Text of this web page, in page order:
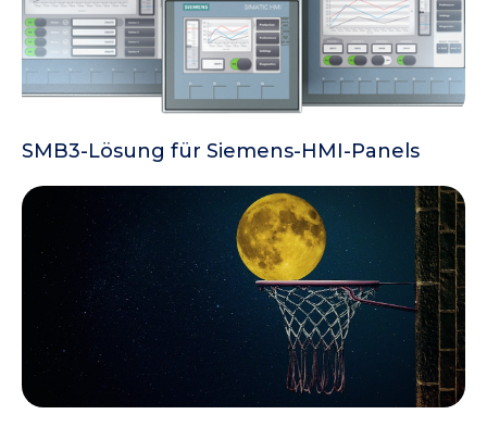
SMB3-Lösung für Siemens-HMI-Panels